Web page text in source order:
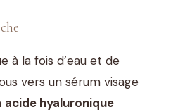
à la fois d’eau et de
vers un sérum visage
acide hyaluronique